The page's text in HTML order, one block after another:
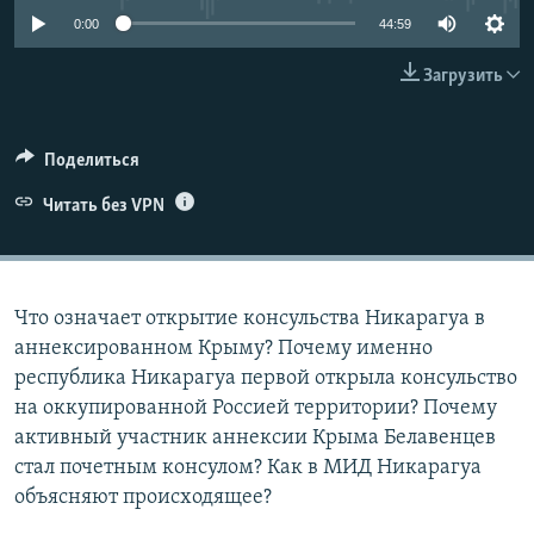
ПОБЕДИТЕЛЕЙ НЕ СУДЯТ?
УКРАИНСКАЯ ПРОБЛЕМА КРЫМА
ПРИСОЕДИНЯЙТЕСЬ!
0:00 44:59
Загрузить
Поделиться
Читать без VPN
Что означает открытие консульства Никарагуа в
аннексированном Крыму? Почему именно
республика Никарагуа первой открыла консульство
на оккупированной Россией территории? Почему
активный участник аннексии Крыма Белавенцев
стал почетным консулом? Как в МИД Никарагуа
объясняют происходящее?